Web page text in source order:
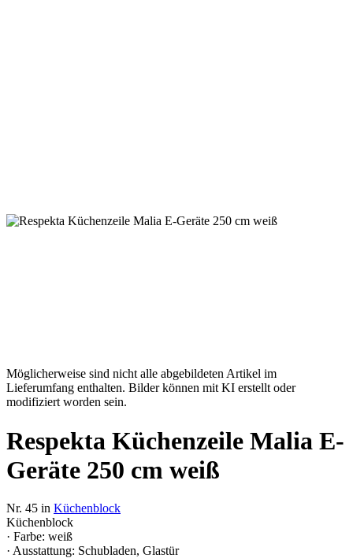
Möglicherweise sind nicht alle abgebildeten Artikel im
Lieferumfang enthalten. Bilder können mit KI erstellt oder
modifiziert worden sein.
Respekta Küchenzeile Malia E-
Geräte 250 cm weiß
Nr. 45 in Küchenblock
Küchenblock
· Farbe: weiß
· Ausstattung: Schubladen, Glastür